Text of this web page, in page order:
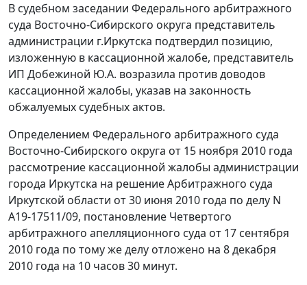
В судебном заседании Федерального арбитражного
суда Восточно-Сибирского округа представитель
администрации г.Иркутска подтвердил позицию,
изложенную в кассационной жалобе, представитель
ИП Добежиной Ю.А. возразила против доводов
кассационной жалобы, указав на законность
обжалуемых судебных актов.
Определением Федерального арбитражного суда
Восточно-Сибирского округа от 15 ноября 2010 года
рассмотрение кассационной жалобы администрации
города Иркутска на решение Арбитражного суда
Иркутской области от 30 июня 2010 года по делу N
А19-17511/09, постановление Четвертого
арбитражного апелляционного суда от 17 сентября
2010 года по тому же делу отложено на 8 декабря
2010 года на 10 часов 30 минут.